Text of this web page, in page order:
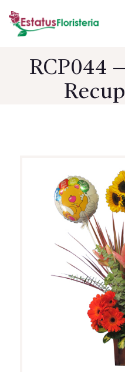
RCP044
INICIO
PRODUCTOS